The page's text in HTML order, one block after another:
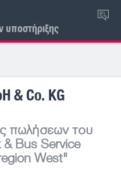
υποστήριξης
EL
& Co. KG
πωλήσεων του
& Bus Service
West"